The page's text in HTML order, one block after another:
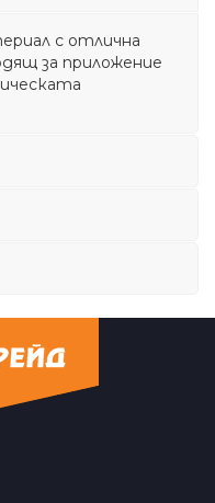
с отлична
за приложение